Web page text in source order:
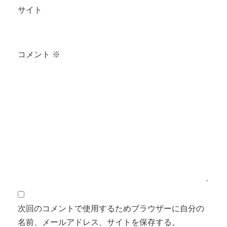
サイト
コメント ※
次回のコメントで使用するためブラウザーに自分の
名前、メールアドレス、サイトを保存する。